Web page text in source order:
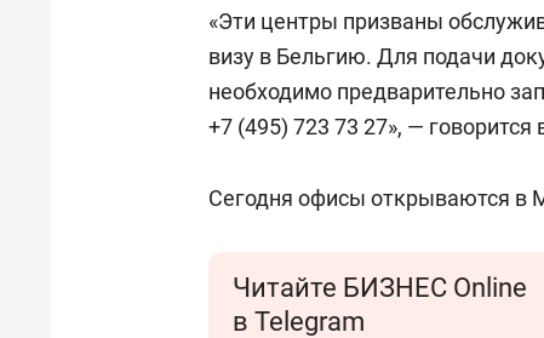
«Эти центры призваны
визу в Бельгию. Для подачи
необходимо предварительно
+7 (495) 723 73 27», — говорится
Сегодня офисы открываются в
Читайте БИЗНЕС Online
в Telegram
свою